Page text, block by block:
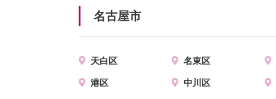
名古屋市
天白区 名東区
港区 中川区